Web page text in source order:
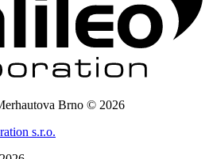
Brno © 2026
s.r.o.